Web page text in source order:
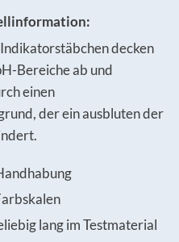
decken
Bereiche ab und
einen
der ein ausbluten der
lang im Testmaterial